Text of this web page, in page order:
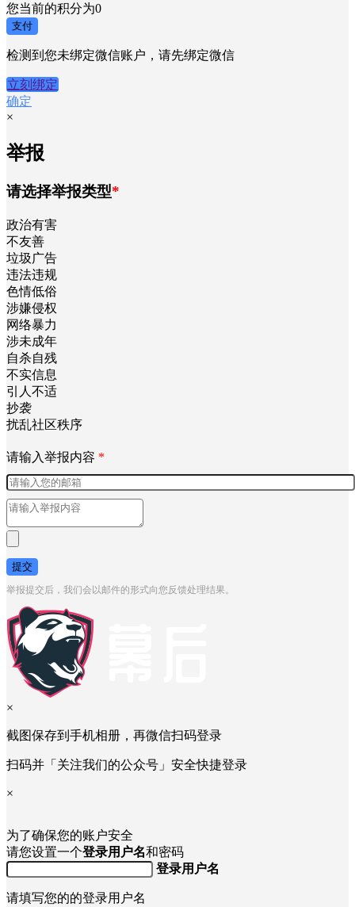
您当前的积分为0
支付
检测到您未绑定微信账户，请先绑定微信
立刻绑定
确定
×
举报
请选择举报类型*
政治有害
不友善
垃圾广告
违法违规
色情低俗
涉嫌侵权
网络暴力
涉未成年
自杀自残
不实信息
引人不适
抄袭
扰乱社区秩序
请输入举报内容 *
提交
举报提交后，我们会以邮件的形式向您反馈处理结果。
×
截图保存到手机相册，再微信扫码登录
扫码并「关注我们的公众号」安全快捷登录
×
为了确保您的账户安全
请您设置一个登录用户名和密码
登录用户名
请填写您的的登录用户名